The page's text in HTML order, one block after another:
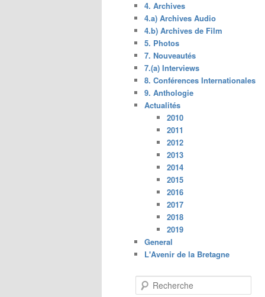
4. Archives
4.a) Archives Audio
4.b) Archives de Film
5. Photos
7. Nouveautés
7.(a) Interviews
8. Conférences Internationales
9. Anthologie
Actualités
2010
2011
2012
2013
2014
2015
2016
2017
2018
2019
General
L'Avenir de la Bretagne
e